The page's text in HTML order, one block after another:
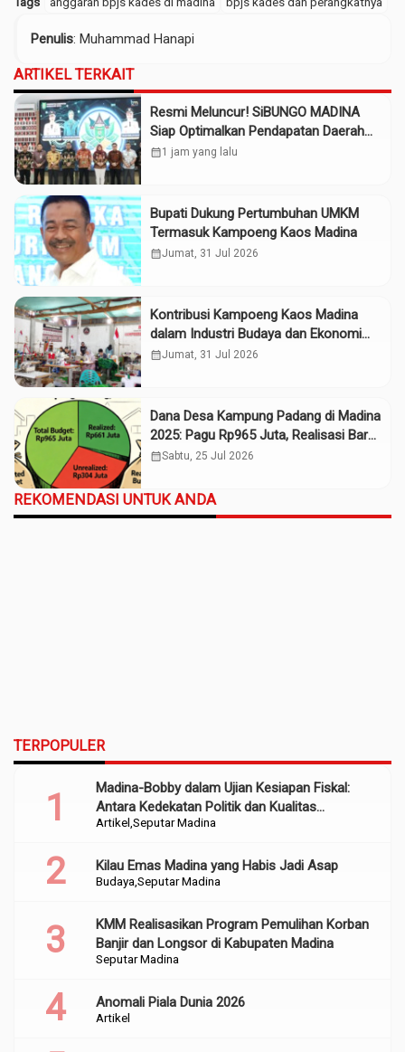
Penulis: Muhammad Hanapi
ARTIKEL TERKAIT
Resmi Meluncur! SiBUNGO MADINA
Siap Optimalkan Pendapatan Daerah
Madina
calendar_month1 jam yang lalu
Bupati Dukung Pertumbuhan UMKM
Termasuk Kampoeng Kaos Madina
calendar_monthJumat, 31 Jul 2026
Kontribusi Kampoeng Kaos Madina
dalam Industri Budaya dan Ekonomi
Daerah
calendar_monthJumat, 31 Jul 2026
Dana Desa Kampung Padang di Madina
2025: Pagu Rp965 Juta, Realisasi Baru
Rp661 Juta
calendar_monthSabtu, 25 Jul 2026
REKOMENDASI UNTUK ANDA
TERPOPULER
Artikel Seputar Madina
Madina-Bobby dalam Ujian Kesiapan Fiskal:
Antara Kedekatan Politik dan Kualitas
Perencanaan
BudayaSeputar Madina
Kilau Emas Madina yang Habis Jadi Asap
Seputar Madina
KMM Realisasikan Program Pemulihan Korban
Banjir dan Longsor di Kabupaten Madina
Artikel
Anomali Piala Dunia 2026